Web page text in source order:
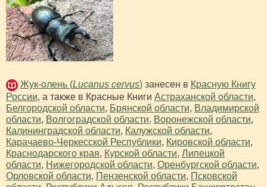
Жук-олень (Lucanus cervus) занесен в Красную Книгу
России, а также в Красные Книги Астраханской области,
Белгородской области, Брянской области, Владимирской
области, Волгоградской области, Воронежской области,
Калининградской области, Калужской области,
Карачаево-Черкесской Республики, Кировской области,
Краснодарского края, Курской области, Липецкой
области, Нижегородской области, Оренбургской области,
Орловской области, Пензенской области, Псковской